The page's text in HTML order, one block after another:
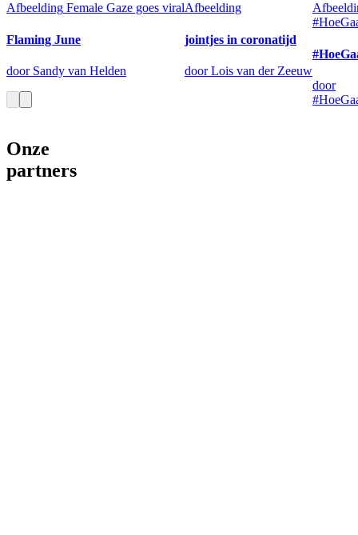
Afbeelding Female Gaze goes viral
Flaming June
door Sandy van Helden
Afbeelding
jointjes in coronatijd
door Lois van der Zeeuw
door
Onze
partners